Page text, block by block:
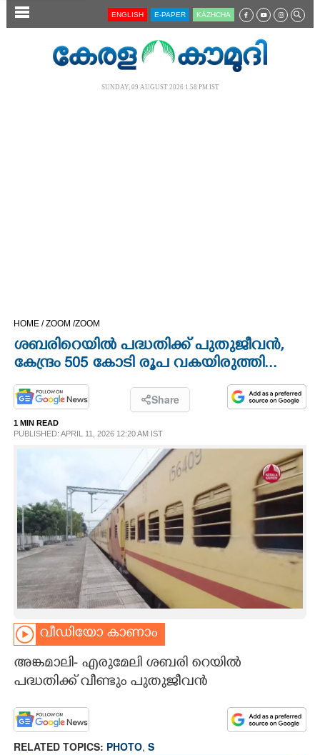
SECTIONS
SPIRITUAL
INFO+
ART
ASTRO
CARTOONS
LITERATURE
ZOOM
ENGLISH E-PAPER KĀZHCHA
SUNDAY, 09 AUGUST 2026 1.58 PM IST
HOME /ZOOM /ZOOM
ശബരിറെയിൽ പദ്ധതിക്ക് പുതുജീവൻ,
കേന്ദ്രം 505 കോടി രൂപ വകയിരുത്തി...
Share
1 MIN READ
PUBLISHED: APRIL 11, 2026 12:20 AM IST
വീഡിയോ കാണാം
അങ്കമാലി- എരുമേലി ശബരി റെയിൽ
പദ്ധതിക്ക് വീണ്ടും പുതുജീവൻ
RELATED TOPICS: PHOTO, S